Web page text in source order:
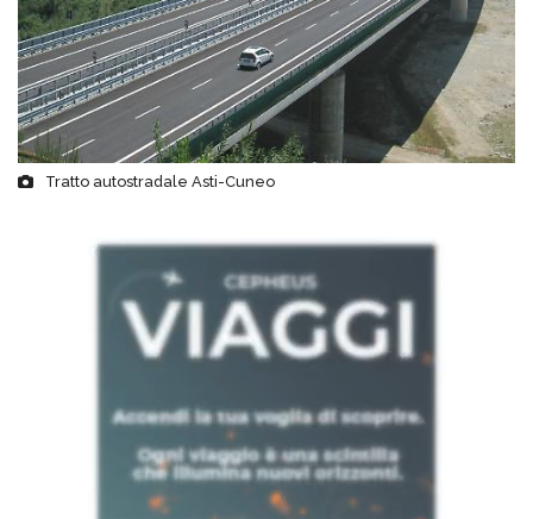
Tratto autostradale Asti-Cuneo